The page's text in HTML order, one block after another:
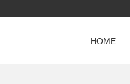
HOME